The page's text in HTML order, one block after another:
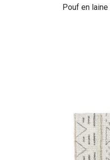
Pouf en